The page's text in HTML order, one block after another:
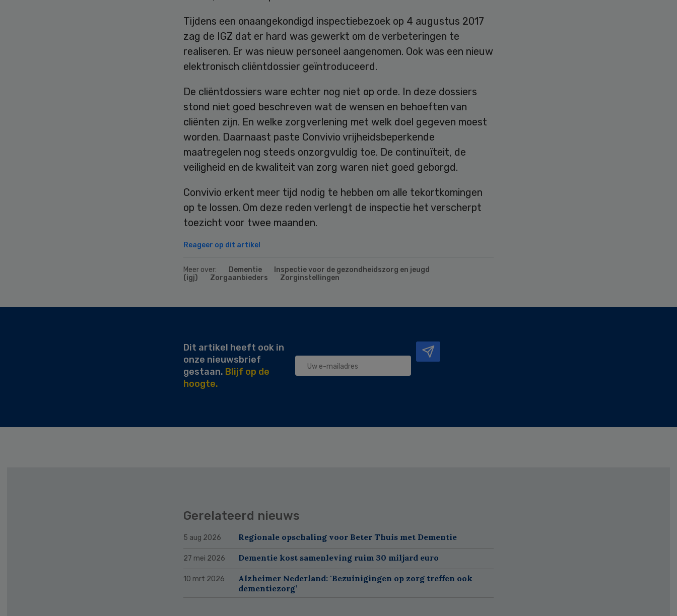
Tijdens een onaangekondigd inspectiebezoek op 4 augustus 2017
zag de IGZ dat er hard was gewerkt om de verbeteringen te
realiseren. Er was nieuw personeel aangenomen. Ook was een nieuw
elektronisch cliëntdossier geïntroduceerd.
De cliëntdossiers ware echter nog niet op orde. In deze dossiers
stond niet goed beschreven wat de wensen en behoeften van
cliënten zijn. En welke zorgverlening met welk doel gegeven moest
worden. Daarnaast paste Convivio vrijheidsbeperkende
maatregelen nog steeds onzorgvuldig toe. De continuïteit, de
veiligheid en de kwaliteit van zorg waren niet goed geborgd.
Convivio erkent meer tijd nodig te hebben om alle tekortkomingen
op te lossen. Om deze reden verlengt de inspectie het verscherpt
toezicht voor twee maanden.
Reageer op dit artikel
Meer over: Dementie
Inspectie voor de gezondheidszorg en jeugd
(igj)
Zorgaanbieders Zorginstellingen
Dit artikel heeft ook in
onze nieuwsbrief
gestaan. Blijf op de
hoogte.
Gerelateerd nieuws
5 aug 2026 Regionale opschaling voor Beter Thuis met Dementie
27 mei 2026 Dementie kost samenleving ruim 30 miljard euro
10 mrt 2026
Alzheimer Nederland: 'Bezuinigingen op zorg treffen ook
dementiezorg’